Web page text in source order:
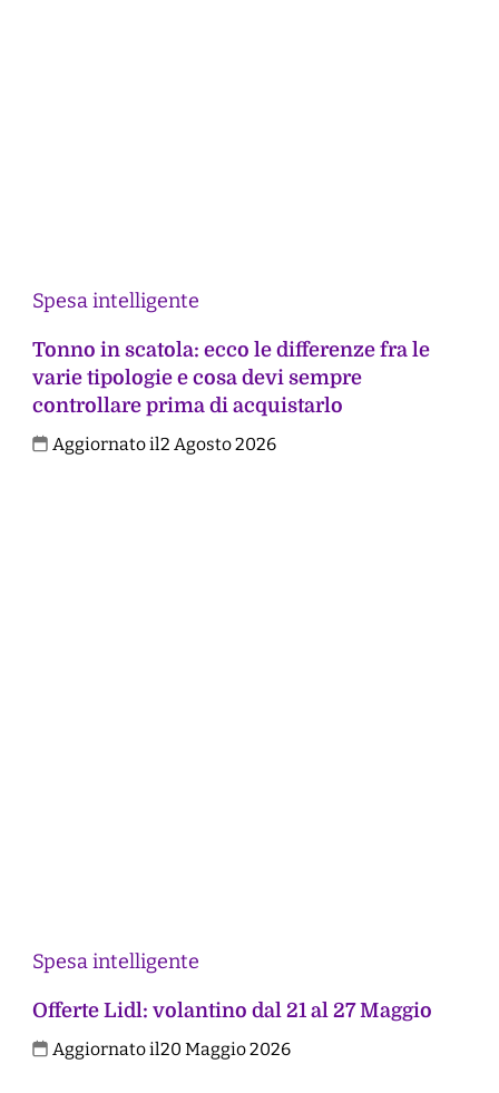
Spesa intelligente
Tonno in scatola: ecco le differenze fra le
varie tipologie e cosa devi sempre
controllare prima di acquistarlo
Aggiornato il2 Agosto 2026
Spesa intelligente
Offerte Lidl: volantino dal 21 al 27 Maggio
Aggiornato il20 Maggio 2026